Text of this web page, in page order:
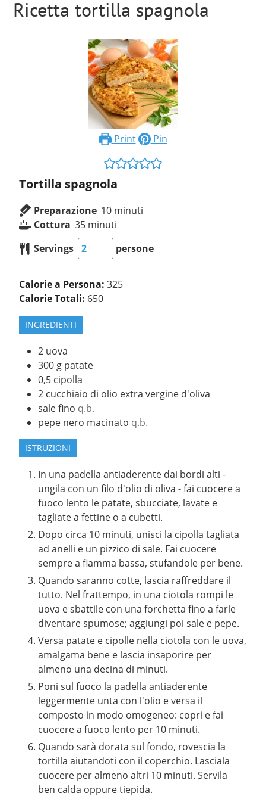
Ricetta tortilla spagnola
Print Pin
Tortilla spagnola
Preparazione 10 minuti
Cottura 35 minuti
Servings
persone
Calorie a Persona:325
Calorie Totali: 650
INGREDIENTI
2 uova
300 g patate
0,5 cipolla
2 cucchiaio di olio extra vergine d'oliva
sale fino q.b.
pepe nero macinato q.b.
ISTRUZIONI
In una padella antiaderente dai bordi alti -
ungila con un filo d'olio di oliva - fai cuocere a
fuoco lento le patate, sbucciate, lavate e
tagliate a fettine o a cubetti.
Dopo circa 10 minuti, unisci la cipolla tagliata
ad anelli e un pizzico di sale. Fai cuocere
sempre a fiamma bassa, stufandole per bene.
Quando saranno cotte, lascia raffreddare il
tutto. Nel frattempo, in una ciotola rompi le
uova e sbattile con una forchetta fino a farle
diventare spumose; aggiungi poi sale e pepe.
Versa patate e cipolle nella ciotola con le uova,
amalgama bene e lascia insaporire per
almeno una decina di minuti.
Poni sul fuoco la padella antiaderente
leggermente unta con l'olio e versa il
composto in modo omogeneo: copri e fai
cuocere a fuoco lento per 10 minuti.
Quando sarà dorata sul fondo, rovescia la
tortilla aiutandoti con il coperchio. Lasciala
cuocere per almeno altri 10 minuti. Servila
ben calda oppure tiepida.